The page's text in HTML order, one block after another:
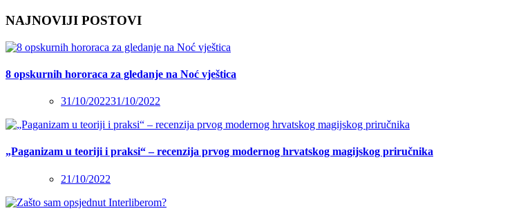
NAJNOVIJI POSTOVI
8 opskurnih hororaca za gledanje na Noć vještica
31/10/202231/10/2022
„Paganizam u teoriji i praksi“ – recenzija prvog modernog hrvatskog magijskog priručnika
21/10/2022